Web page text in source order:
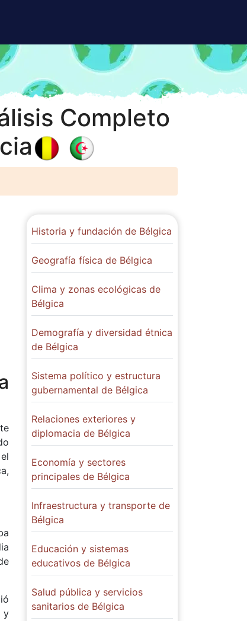
Completo
y
Historia y fundación de Bélgica
Geografía física de Bélgica
Clima y zonas ecológicas de
Bélgica
Demografía y diversidad étnica
de Bélgica
Sistema político y estructura
gubernamental de Bélgica
Relaciones exteriores y
diplomacia de Bélgica
Economía y sectores
principales de Bélgica
Infraestructura y transporte de
Bélgica
Educación y sistemas
educativos de Bélgica
Salud pública y servicios
sanitarios de Bélgica